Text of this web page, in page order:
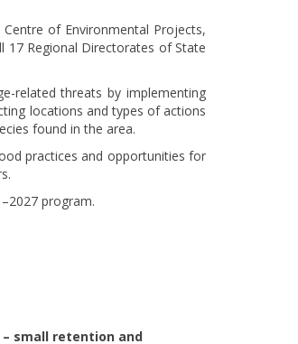
of Environmental Projects,
17 Regional Directorates of State
related threats by implementing
locations and types of actions
found in the area.
practices and opportunities for
program.
small retention and